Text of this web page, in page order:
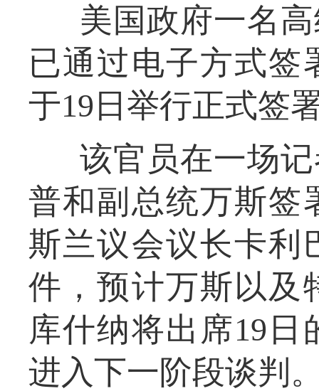
美国政府一名
已通过电子方式签
于19日举行正式签
该官员在一场
普和副总统万斯签
斯兰议会议长卡利
件，预计万斯以及
库什纳将出席19
进入下一阶段谈判